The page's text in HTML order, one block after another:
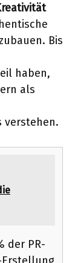
Bis
haben,
als
verstehen.
der PR-